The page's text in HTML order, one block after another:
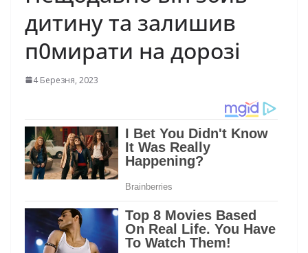
дитину та залишив
п0мирати на дорозі
4 Березня, 2023